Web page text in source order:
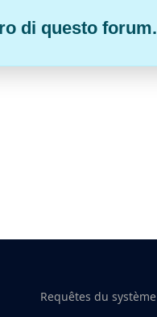
di questo forum.
Requêtes du système